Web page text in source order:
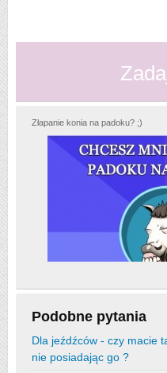
Złapanie konia na padoku? ;)
Podobne pytania
Dla jeźdźców - czy macie
nie posiadając go ?